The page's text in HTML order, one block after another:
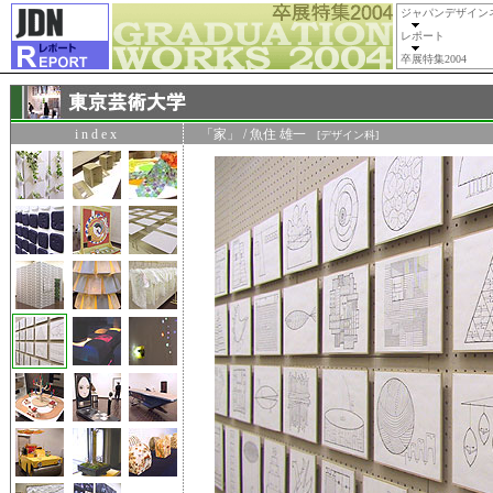
ジャパンデザイン
レポート
卒展特集2004
i n d e x 「家」 / 魚住 雄一 [デザイン科]